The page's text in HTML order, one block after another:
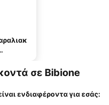
σε Bibione
ενδιαφέροντα για εσάς: